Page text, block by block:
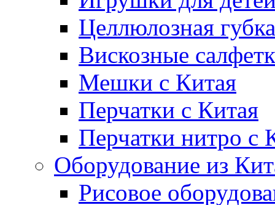
Целлюлозная губка
Вискозные
Мешки с Китая
Перчатки с Китая
Перчатки нитро с
Оборудование из
Рисовое